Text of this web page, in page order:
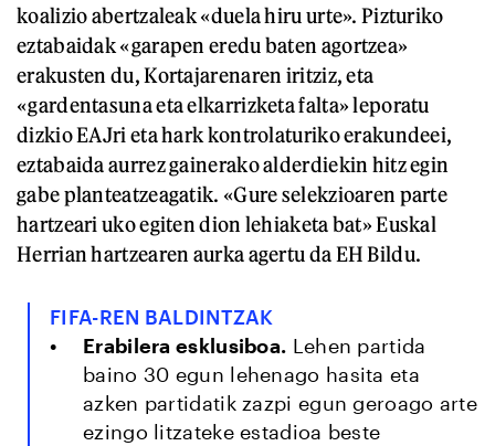
koalizio abertzaleak «duela hiru urte». Pizturiko
eztabaidak «garapen eredu baten agortzea»
erakusten du, Kortajarenaren iritziz, eta
«gardentasuna eta elkarrizketa falta» leporatu
dizkio EAJri eta hark kontrolaturiko erakundeei,
eztabaida aurrez gainerako alderdiekin hitz egin
gabe planteatzeagatik. «Gure selekzioaren parte
hartzeari uko egiten dion lehiaketa bat» Euskal
Herrian hartzearen aurka agertu da EH Bildu.
FIFA-REN BALDINTZAK
Erabilera esklusiboa. Lehen partida
baino 30 egun lehenago hasita eta
azken partidatik zazpi egun geroago arte
ezingo litzateke estadioa beste